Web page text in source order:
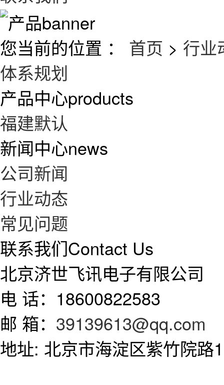
您当前的位置 ： 首页 > 行业
体系规划
产品中心products
福建默认
新闻中心news
公司新闻
行业动态
常见问题
联系我们Contact Us
北京济世飞讯电子有限公司
电 话：18600822583
邮 箱： 39139613@qq.com
地址: 北京市海淀区紫竹院路